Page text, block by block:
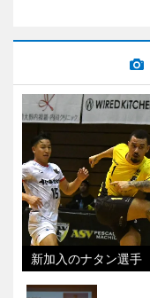
新加入のナタン選手